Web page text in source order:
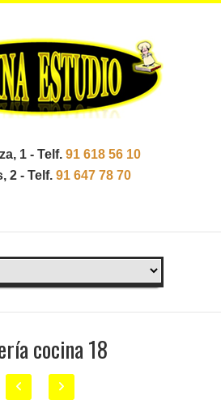
1 - Telf. 91 618 56 10
2 - Telf. 91 647 78 70
cocina 18